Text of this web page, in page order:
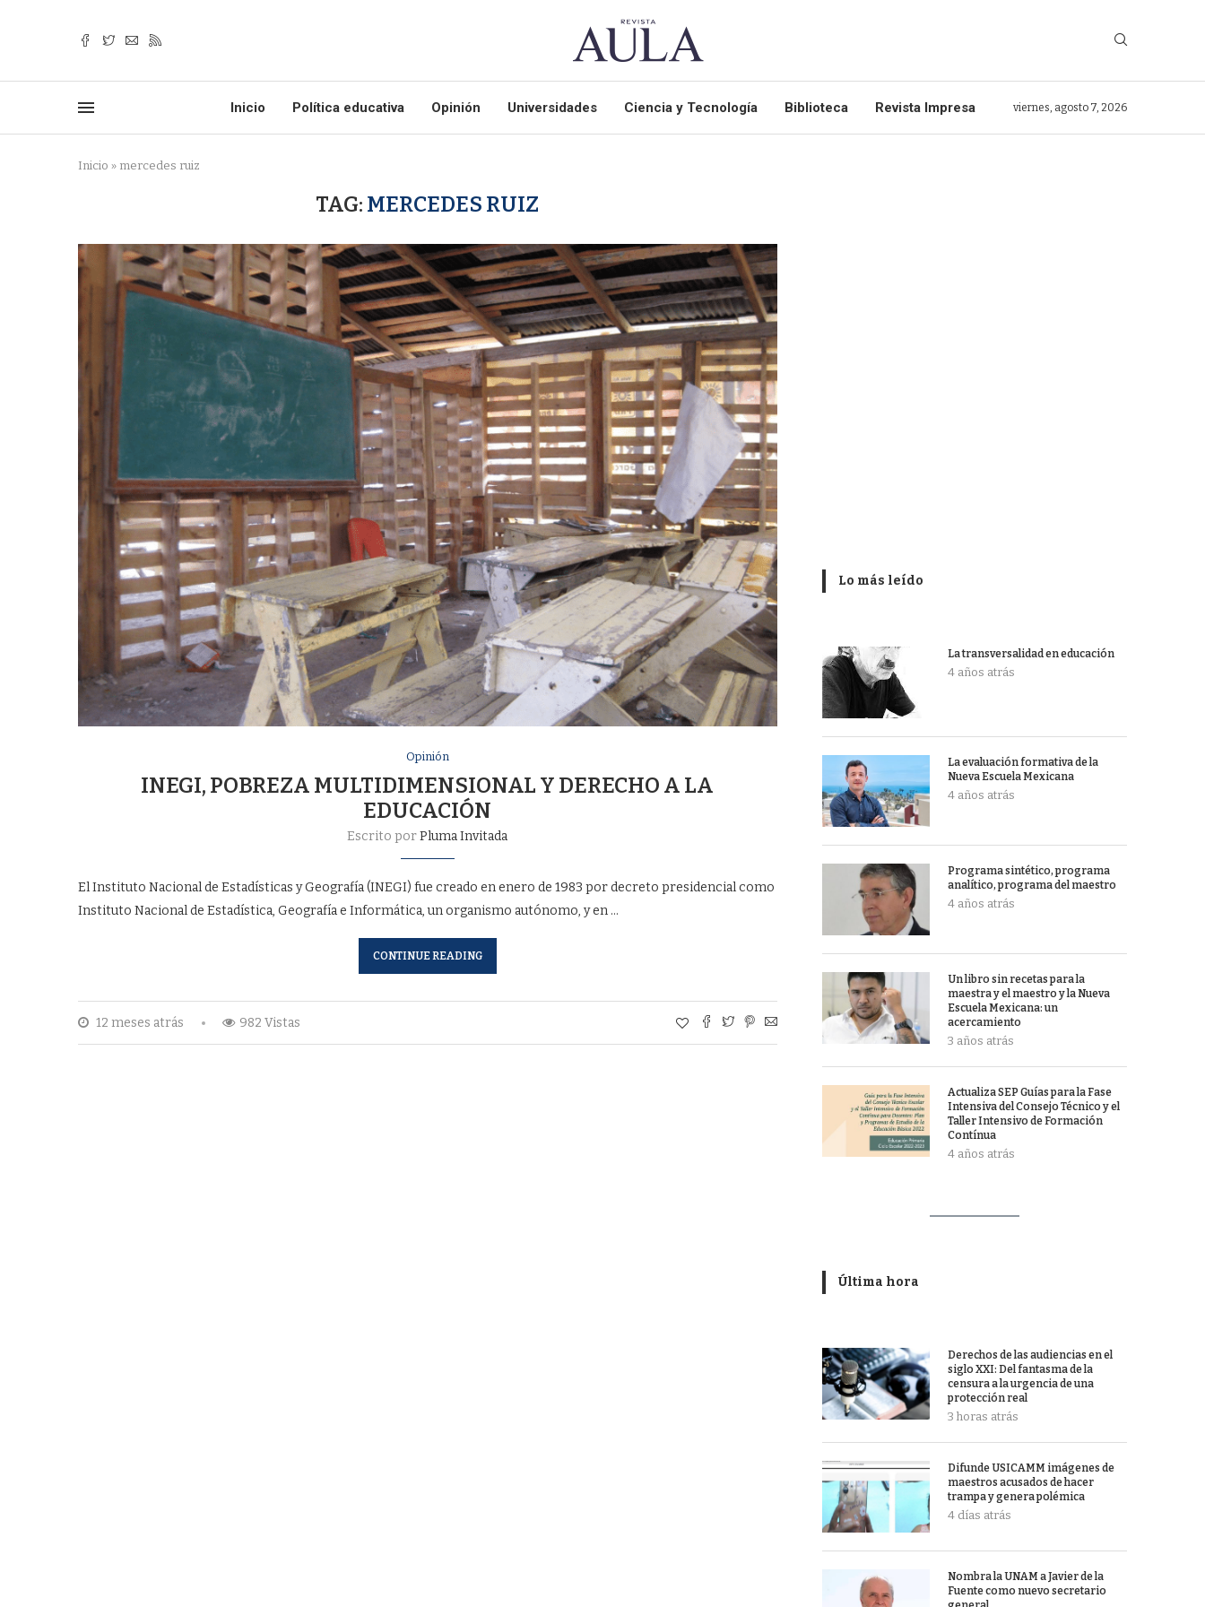
Inicio Política educativa Opinión Universidades Ciencia y Tecnología Biblioteca Revista Impresa viernes, agosto 7, 2026
Inicio » mercedes ruiz
TAG: MERCEDES RUIZ
Opinión
INEGI, POBREZA MULTIDIMENSIONAL Y DERECHO A LA
EDUCACIÓN
Escrito porPluma Invitada
El Instituto Nacional de Estadísticas y Geografía (INEGI) fue creado en enero de 1983 por decreto presidencial como
Instituto Nacional de Estadística, Geografía e Informática, un organismo autónomo, y en …
CONTINUE READING
12 meses atrás 982 Vistas
Lo más leído
La transversalidad en educación
4 años atrás
La evaluación formativa de la
Nueva Escuela Mexicana
4 años atrás
Programa sintético, programa
analítico, programa del maestro
4 años atrás
Un libro sin recetas para la
maestra y el maestro y la Nueva
Escuela Mexicana: un
acercamiento
3 años atrás
Actualiza SEP Guías para la Fase
Intensiva del Consejo Técnico y el
Taller Intensivo de Formación
Contínua
4 años atrás
Última hora
Derechos de las audiencias en el
siglo XXI: Del fantasma de la
censura a la urgencia de una
protección real
3 horas atrás
Difunde USICAMM imágenes de
maestros acusados de hacer
trampa y genera polémica
4 días atrás
Nombra la UNAM a Javier de la
Fuente como nuevo secretario